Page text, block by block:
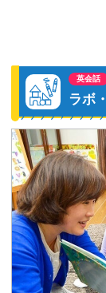
英会話
ラボ